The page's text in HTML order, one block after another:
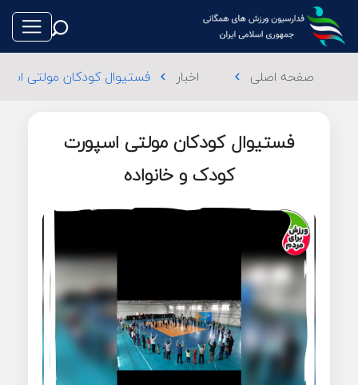
صفحه اصلی chevron_left اخبار chevron_left فستیوال کودکان مولتی
فستیوال کودکان مولتی اسپورت
کودک و خانواده
فوتبال
والیبال
تکواندو